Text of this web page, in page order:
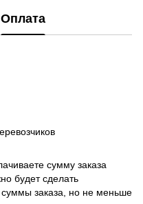
Оплата
сумму заказа
будет сделать
заказа, но не меньше